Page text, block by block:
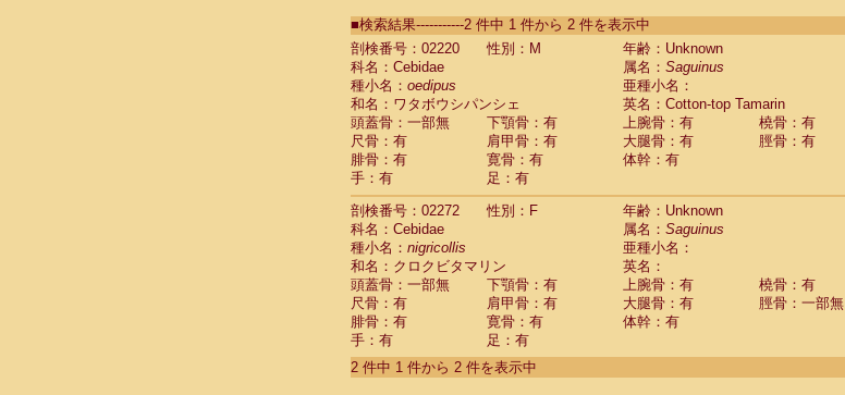
CebidaeSaguinus labiatus(0)
Cebidae Saguinus leucopus (0)
Cebidae
Cebidae
CebidaeSaguinus nigricollis (1)
Cebidae Saguinus oedipus
Cebidae Saguinus weddelli
Cebidae Saguinusspp.
Cebidae Aotus trivirgatus
Cebidae Cebus albifrons
Cebidae
CebidaeCebus capucinus
CebidaeCebus nigrivittatus
Cebidae Cebusspp.(0)
Cebidae Saimiri boliviensis
Cebidae Saimiri sciureus
Atelidae Alouatta caraya
AtelidaeAlouatta fusca
AtelidaeAlouatta seniculus
■検索結果-----------2 件中 1 件から 2 件を表示中
剖検番号：02220
性別：M
年齢：Unknown
科名：Cebidae
属名： Saguinus
種小名： oedipus
亜種小名：
和名：ワタボウシパンシェ
英名：Cotton-top Tamarin
頭蓋骨：一部無
下顎骨：有 上腕骨：有
橈骨：有
尺骨：有
肩甲骨：有 大腿骨：有
脛骨：有
腓骨：有
寛骨：有
体幹：有
手：有
足：有
剖検番号：02272
性別：F
年齢：Unknown
科名：Cebidae
属名： Saguinus
種小名： nigricollis
亜種小名：
和名：クロクビタマリン
英名：
頭蓋骨：一部無
下顎骨：有 上腕骨：有
橈骨：有
尺骨：有
肩甲骨：有 大腿骨：有
脛骨：一部無
腓骨：有
寛骨：有
体幹：有
手：有
足：有
2 件中 1 件から 2 件を表示中